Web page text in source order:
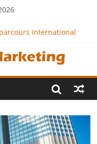
international
l’entreprise se
de l’indépendance
comme moteur de
logistiques au service